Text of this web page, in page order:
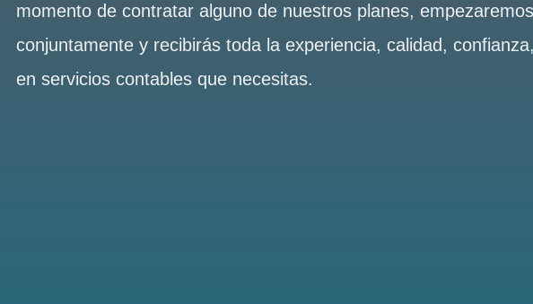
momento de contratar alguno de nuestros planes,
conjuntamente y recibirás toda la experiencia, calidad,
en servicios contables que necesitas.